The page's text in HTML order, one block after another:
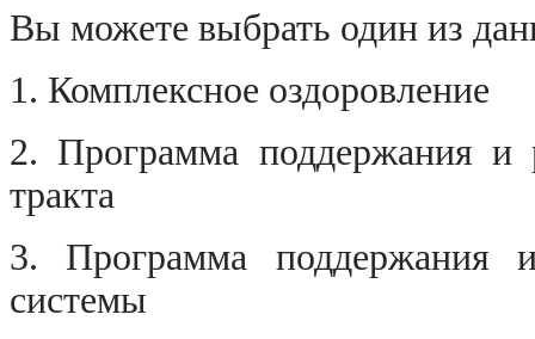
Вы можете выбрать один из
1. Комплексное оздоровление
2. Программа поддержания и
тракта
3. Программа поддержания и
системы